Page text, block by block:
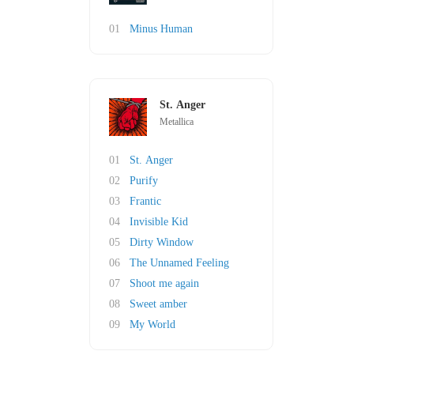
01 Minus Human
St. Anger
Metallica
01
St. Anger
02
Purify
03
Frantic
04
Invisible Kid
05
Dirty Window
06
The Unnamed Feeling
07
Shoot me again
08
Sweet amber
09
My World